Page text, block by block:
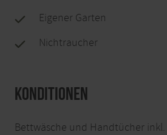
Eigener Garten
Nichtraucher
Konditionen
Bettwäsche und Handtücher inkl.